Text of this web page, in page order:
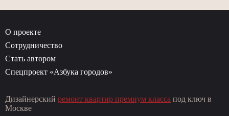
О проекте
Сотрудничество
Стать автором
Спецпроект «Азбука городов»
Дизайнерский ремонт квартир премиум класса под ключ в
Москве